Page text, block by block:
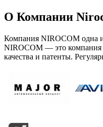
О Компании
Компания NIROCOM одна
NIROCOM — это компания
качества и патенты.